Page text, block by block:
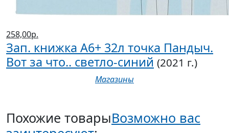
258,00р.
Зап. книжка А6+ 32л точка Пандыч.
Вот за что.. светло-синий (2021 г.)
Магазины
Похожие товарыВозможно вас